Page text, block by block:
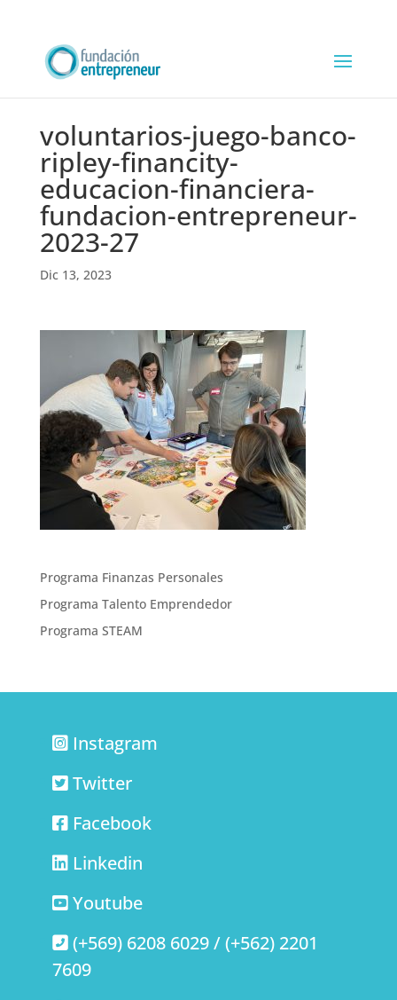
voluntarios-juego-banco-
ripley-financity-
educacion-financiera-
fundacion-entrepreneur-
2023-27
Dic 13, 2023
Programa Finanzas Personales
Programa Talento Emprendedor
Programa STEAM
Instagram
Twitter
Facebook
Linkedin
Youtube
(+569) 6208 6029 / (+562) 2201
7609